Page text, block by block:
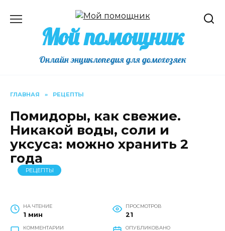
содержаниюМой помощник
Онлайн энциклопедия для домохозяек
ГЛАВНАЯ » РЕЦЕПТЫ
Помидоры, как свежие.
Никакой воды, соли и
уксуса: можно хранить 2
года
РЕЦЕПТЫ
НА ЧТЕНИЕ
1 мин
ПРОСМОТРОВ
21
КОММЕНТАРИИ ОПУБЛИКОВАНО